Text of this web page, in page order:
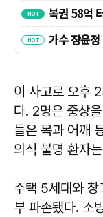
이 사고로 오후
다. 2명은 중상
들은 목과 어깨
의식 불명 환자
주택 5세대와
부 파손됐다. 소